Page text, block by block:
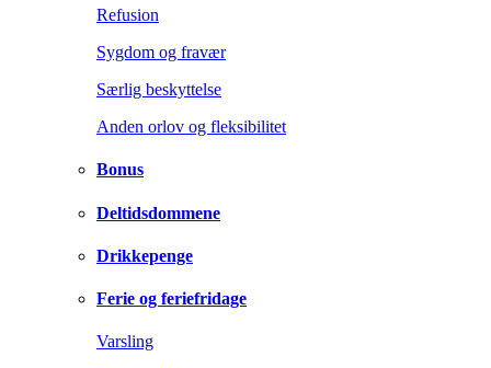
Refusion
Sygdom og fravær
Særlig beskyttelse
Anden orlov og fleksibilitet
Bonus
Deltidsdommene
Drikkepenge
Ferie og feriefridage
Varsling